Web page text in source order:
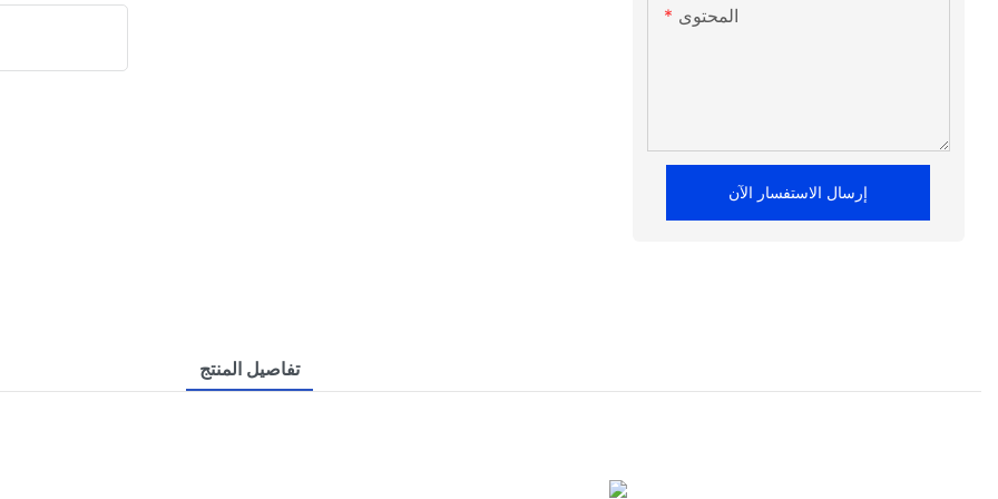
المحتوى
إرسال الاستفسار الآن
تفاصيل المنتج